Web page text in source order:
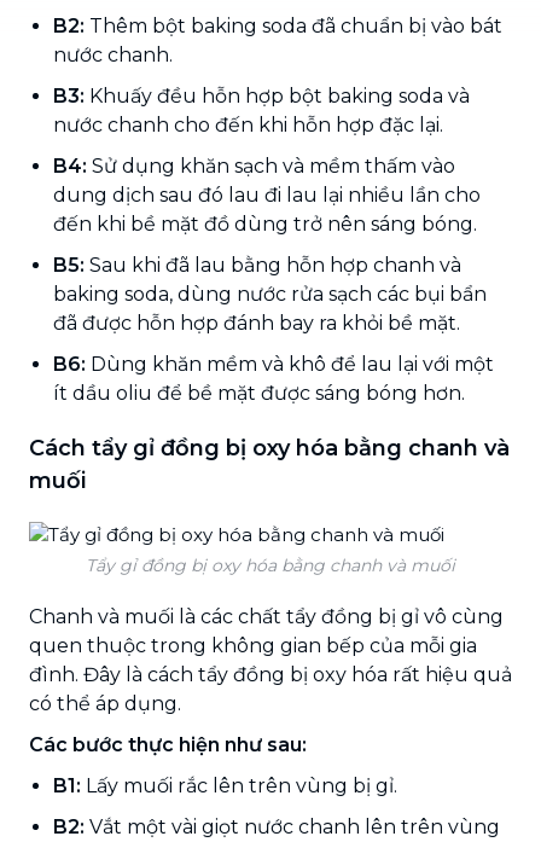
B2: Thêm bột baking soda đã chuẩn bị vào bát
nước chanh.
B3: Khuấy đều hỗn hợp bột baking soda và
nước chanh cho đến khi hỗn hợp đặc lại.
B4: Sử dụng khăn sạch và mềm thấm vào
dung dịch sau đó lau đi lau lại nhiều lần cho
đến khi bề mặt đồ dùng trở nên sáng bóng.
B5: Sau khi đã lau bằng hỗn hợp chanh và
baking soda, dùng nước rửa sạch các bụi bẩn
đã được hỗn hợp đánh bay ra khỏi bề mặt.
B6: Dùng khăn mềm và khô để lau lại với một
ít dầu oliu để bề mặt được sáng bóng hơn.
Cách tẩy gỉ đồng bị oxy hóa bằng chanh và
muối
Tẩy gỉ đồng bị oxy hóa bằng chanh và muối
Chanh và muối là các chất tẩy đồng bị gỉ vô cùng
quen thuộc trong không gian bếp của mỗi gia
đình. Đây là cách tẩy đồng bị oxy hóa rất hiệu quả
có thể áp dụng.
Các bước thực hiện như sau:
B1: Lấy muối rắc lên trên vùng bị gỉ.
B2: Vắt một vài giọt nước chanh lên trên vùng